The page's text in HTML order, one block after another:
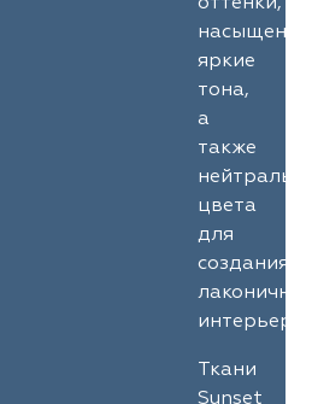
яркие
тона,
а
также
цвета
для
создания
Ткани
Sunset